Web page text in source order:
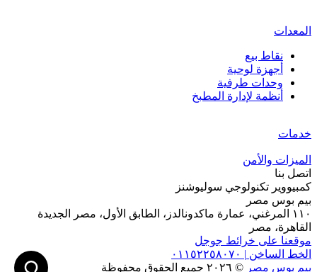
المعدات
نقاط بيع
أجهزة لوحية
وحدات طرفية
أنظمة لإدارة المطبخ
خدمات
الميزات والأمن
اتصل بنا
كمبيووير تكنولوجي سوليوشنز
بيم بوس مصر
١١٠ المرغني، عمارة ماكدونالدز، الطابق الأول، مصر الجديدة
القاهرة، مصر
موقعنا على خرائط جوجل
الخط الساخن | ٠١١٥٢٢٥٨٠٧٠
بيم بوس مصر © ٢٠٢٦ جميع الحقوق محفوظة